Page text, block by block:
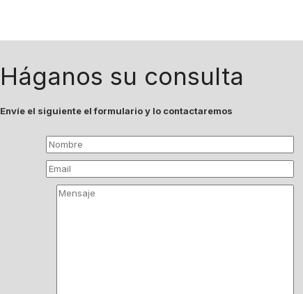
Háganos su consulta
Envíe el siguiente el formulario y lo contactaremos